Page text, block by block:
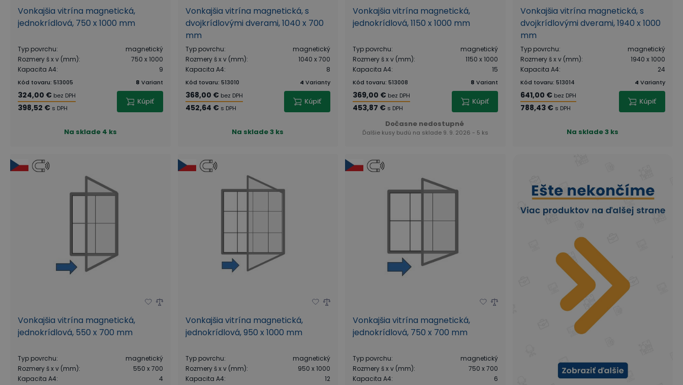
Vonkajšia vitrína magnetická,
jednokrídlová, 750 x 1000 mm
Typ povrchu:
magnetický
Rozmery š x v (mm):
750 x 1000
Kapacita A4: 9
Kód tovaru: 513005 8 Variant
324,00 € bez DPH
398,52 € s DPH
Kúpiť
Na sklade 4 ks
Vonkajšia vitrína magnetická, s
dvojkrídlovými dverami, 1040 x 700
mm
Typ povrchu:
magnetický
Rozmery š x v (mm):
1040 x 700
Kapacita A4: 8
Kód tovaru: 513010 4 Varianty
368,00 € bez DPH
452,64 € s DPH
Kúpiť
Na sklade3 ks
Vonkajšia vitrína magnetická,
jednokrídlová, 1150 x 1000 mm
Typ povrchu:
magnetický
Rozmery š x v (mm):
1150 x 1000
Kapacita A4: 15
Kód tovaru: 513008 8 Variant
369,00 € bez DPH
453,87 € s DPH
Kúpiť
Dočasne nedostupné
Ďalšie kusy budú na sklade 9. 9. 2026 - 5 ks
Vonkajšia vitrína magnetická, s
dvojkrídlovými dverami, 1940 x 1000
mm
Typ povrchu:
magnetický
Rozmery š x v (mm):
1940 x 1000
Kapacita A4: 24
Kód tovaru: 513014 4 Varianty
641,00 € bez DPH
788,43 € s DPH
Kúpiť
Na sklade3 ks
Vonkajšia vitrína magnetická,
jednokrídlová, 550 x 700 mm
Typ povrchu:
magnetický
Rozmery š x v (mm):
550 x 700
Kapacita A4: 4
Vonkajšia vitrína magnetická,
jednokrídlová, 950 x 1000 mm
Typ povrchu:
magnetický
Rozmery š x v (mm):
950 x 1000
Kapacita A4: 12
Vonkajšia vitrína magnetická,
jednokrídlová, 750 x 700 mm
Typ povrchu:
magnetický
Rozmery š x v (mm):
750 x 700
Kapacita A4: 6